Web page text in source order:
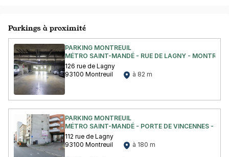
Parkings à proximité
PARKING MONTREUIL
MÉTRO SAINT-MANDÉ - RUE DE LAGNY - MONTREUIL
126 rue de Lagny
93100 Montreuil
à 82 m
PARKING MONTREUIL
MÉTRO SAINT-MANDÉ - PORTE DE VINCENNES -
112 rue de Lagny
93100 Montreuil
à 180 m